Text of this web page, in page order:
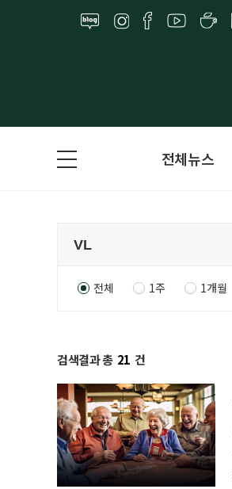
전체뉴스
전체 1주 1개월
검색결과 총 21 건